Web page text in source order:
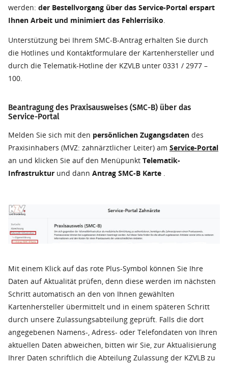
werden: der Bestellvorgang über das Service-Portal erspart
Ihnen Arbeit und minimiert das Fehlerrisiko.
Unterstützung bei Ihrem SMC-B-Antrag erhalten Sie durch
die Hotlines und Kontaktformulare der Kartenhersteller und
durch die Telematik-Hotline der KZVLB unter 0331 / 2977 –
100.
Beantragung des Praxisausweises (SMC-B) über das
Service-Portal
Melden Sie sich mit den persönlichen Zugangsdaten des
Praxisinhabers (MVZ: zahnärztlicher Leiter) am Service-Portal
an und klicken Sie auf den Menüpunkt Telematik-
Infrastruktur und dann Antrag SMC-B Karte .
Mit einem Klick auf das rote Plus-Symbol können Sie Ihre
Daten auf Aktualität prüfen, denn diese werden im nächsten
Schritt automatisch an den von Ihnen gewählten
Kartenhersteller übermittelt und in einem späteren Schritt
durch unsere Zulassungsabteilung geprüft. Falls die dort
angegebenen Namens-, Adress- oder Telefondaten von Ihren
aktuellen Daten abweichen, bitten wir Sie, zur Aktualisierung
Ihrer Daten schriftlich die Abteilung Zulassung der KZVLB zu